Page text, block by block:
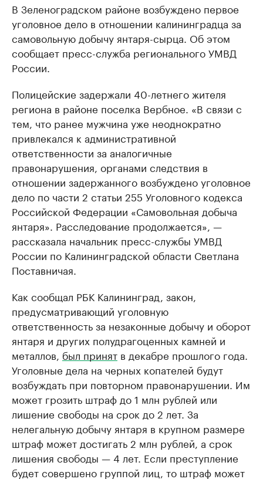
В Зеленоградском районе возбуждено первое
уголовное дело в отношении калининградца за
самовольную добычу янтаря-сырца. Об этом
сообщает пресс-служба регионального УМВД
России.
Полицейские задержали 40-летнего жителя
региона в районе поселка Вербное. «В связи с
тем, что ранее мужчина уже неоднократно
привлекался к административной
ответственности за аналогичные
правонарушения, органами следствия в
отношении задержанного возбуждено уголовное
дело по части 2 статьи 255 Уголовного кодекса
Российской Федерации «Самовольная добыча
янтаря». Расследование продолжается», —
рассказала начальник пресс-службы УМВД
России по Калининградской области Светлана
Поставничая.
Как сообщал РБК Калининград, закон,
предусматривающий уголовную
ответственность за незаконные добычу и оборот
янтаря и других полудрагоценных камней и
металлов, был принят в декабре прошлого года.
Уголовные дела на черных копателей будут
возбуждать при повторном правонарушении. Им
может грозить штраф до 1 млн рублей или
лишение свободы на срок до 2 лет. За
нелегальную добычу янтаря в крупном размере
штраф может достигать 2 млн рублей, а срок
лишения свободы — 4 лет. Если преступление
будет совершено группой лиц, то штраф может